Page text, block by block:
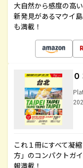
大自然から感度の高
新発見があるマウイ
も満載！
これ１冊にすべて凝
方」のコンパクトガ
報満載！